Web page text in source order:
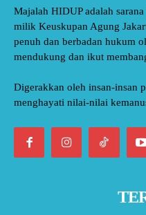
Majalah HIDUP adalah
milik Keuskupan Agung
penuh dan berbadan hukum
mendukung dan ikut
Digerakkan oleh insan-insan
menghayati nilai-nilai